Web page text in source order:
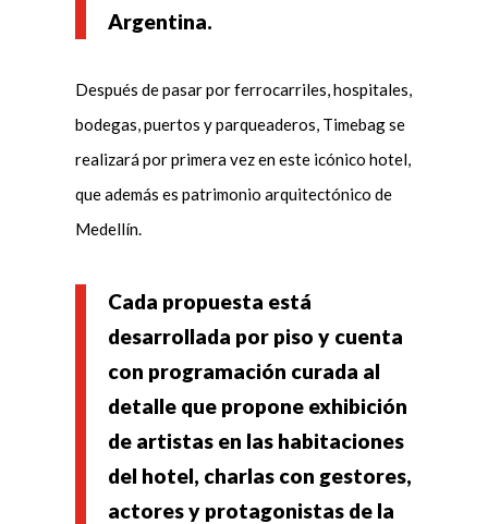
Argentina.
Después de pasar por ferrocarriles, hospitales,
bodegas, puertos y parqueaderos, Timebag se
realizará por primera vez en este icónico hotel,
que además es patrimonio arquitectónico de
Medellín.
Cada propuesta está
desarrollada por piso y cuenta
con programación curada al
detalle que propone exhibición
de artistas en las habitaciones
del hotel, charlas con gestores,
actores y protagonistas de la